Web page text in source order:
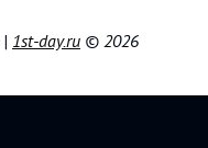
| 1st-day.ru © 2026